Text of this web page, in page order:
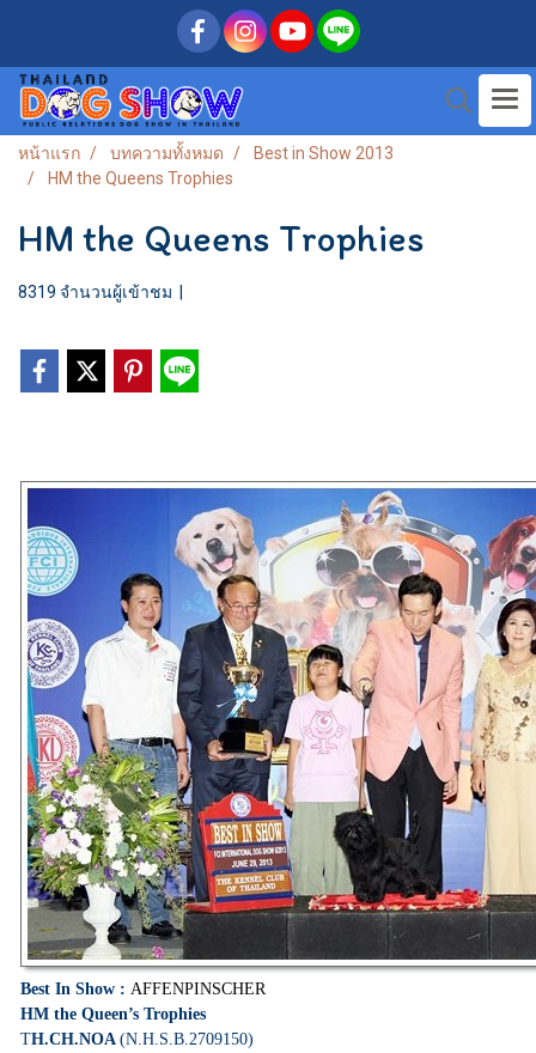
หน้าแรก บทความทั้งหมด
Best in Show 2013
HM the Queens Trophies
HM the Queens Trophies
8319 จำนวนผู้เข้าชม
Best In Show : AFFENPINSCHER
HM the Queen’s Trophies
TH.CH.NOA (N.H.S.B.2709150)